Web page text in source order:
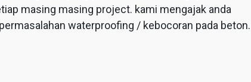
masing masing project. kami mengajak anda
waterproofing / kebocoran pada beton.